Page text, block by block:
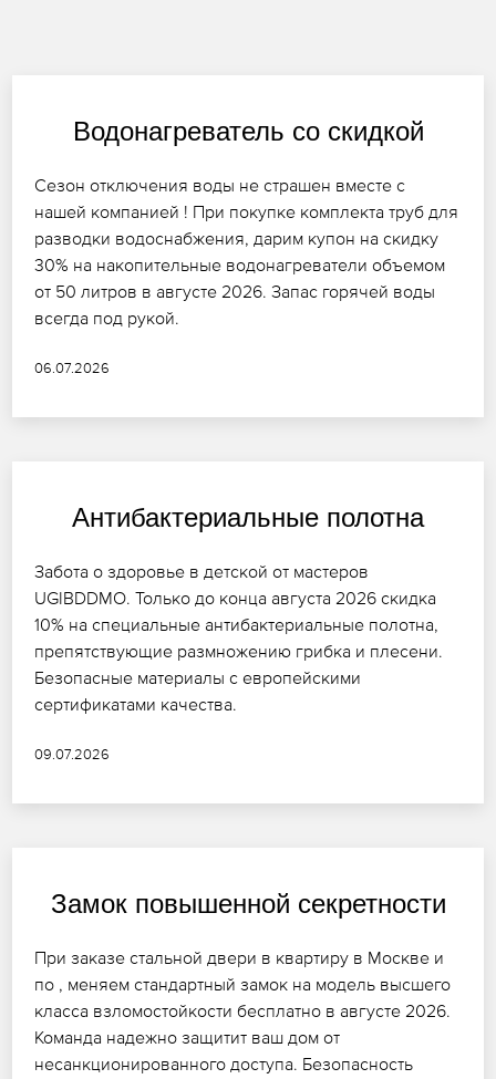
Водонагреватель со скидкой
Сезон отключения воды не страшен вместе с
нашей компанией ! При покупке комплекта труб для
разводки водоснабжения, дарим купон на скидку
30% на накопительные водонагреватели объемом
от 50 литров в августе 2026. Запас горячей воды
всегда под рукой.
06.07.2026
Антибактериальные полотна
Забота о здоровье в детской от мастеров
UGIBDDMO. Только до конца августа 2026 скидка
10% на специальные антибактериальные полотна,
препятствующие размножению грибка и плесени.
Безопасные материалы с европейскими
сертификатами качества.
09.07.2026
Замок повышенной секретности
При заказе стальной двери в квартиру в Москве и
по , меняем стандартный замок на модель высшего
класса взломостойкости бесплатно в августе 2026.
Команда надежно защитит ваш дом от
несанкционированного доступа. Безопасность